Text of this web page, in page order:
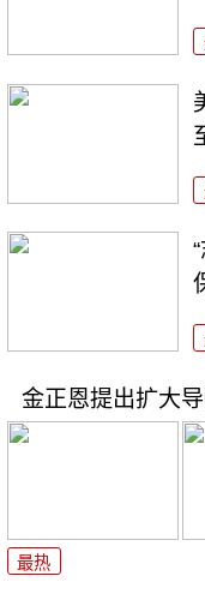
金正恩提出扩大
最热